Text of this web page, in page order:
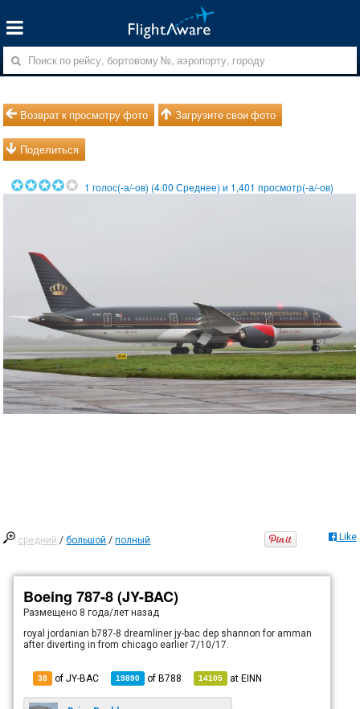
Возврат к просмотру фото Загрузите свои фото
Поделиться
1 голос(-а/-ов) (4.00 Среднее) и 1,401 просмотр(-а/-ов)
средний /большой /полный Like
Boeing 787-8 (JY-BAC)
Размещено 8 года/лет назад
royal jordanian b787-8 dreamliner jy-bac dep shannon for amman
after diverting in from chicago earlier 7/10/17.
38 of JY-BAC 19890 ofB788 14105 atEINN